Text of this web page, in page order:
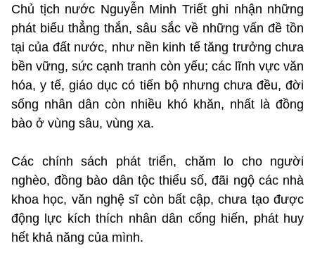
Chủ tịch nước Nguyễn Minh Triết ghi nhận những
phát biểu thẳng thắn, sâu sắc về những vấn đề tồn
tại của đất nước, như nền kinh tế tăng trưởng chưa
bền vững, sức cạnh tranh còn yếu; các lĩnh vực văn
hóa, y tế, giáo dục có tiến bộ nhưng chưa đều, đời
sống nhân dân còn nhiều khó khăn, nhất là đồng
bào ở vùng sâu, vùng xa.
Các chính sách phát triển, chăm lo cho người
nghèo, đồng bào dân tộc thiểu số, đãi ngộ các nhà
khoa học, văn nghệ sĩ còn bất cập, chưa tạo được
động lực kích thích nhân dân cống hiến, phát huy
hết khả năng của mình.